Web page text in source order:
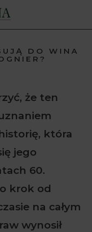
DO WINA
że ten
która
jego
60.
krok od
na całym
wynosił